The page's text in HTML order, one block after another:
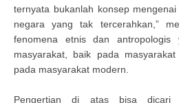
ternyata bukanlah konsep
negara yang tak tercerahkan,”
fenomena etnis dan
masyarakat, baik pada
pada masyarakat modern.
Pengertian di atas bisa dicari